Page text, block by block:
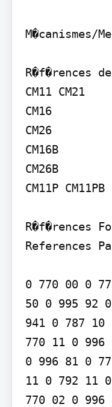
M�canismes/
R�f�rences
CM11 CM21
CM16
CM26
CM16B
CM26B
CM11P CM11PB
R�f�rences
References
0 770 00 0
50 0 995 92
941 0 787
770 11 0 996
0 996 81 0
11 0 792 11
770 02 0 996